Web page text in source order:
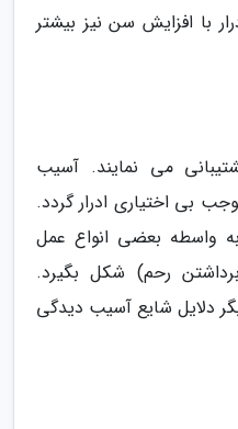
با افزایش سن نیز بیشتر
می نمایند. آسیب
بی اختیاری ادرار گردد.
واسطه بعضی انواع عمل
رحم) شکل بگیرد.
دلایل شایع آسیب دیدگی